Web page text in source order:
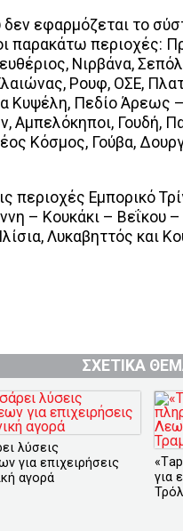
εφαρμόζεται το
παρακάτω περιοχές:
Νιρβάνα,
Ρουφ, ΟΣΕ,
Κυψέλη, Πεδίο Άρεως
Αμπελόκηποι, Γουδή,
Κόσμος, Γούβα,
περιοχές Εμπορικό
– Κουκάκι – Βεΐκου
Λυκαβηττός και
ΣΧΕΤΙΚΑ
λύσεις
για επιχειρήσεις
αγορά
για